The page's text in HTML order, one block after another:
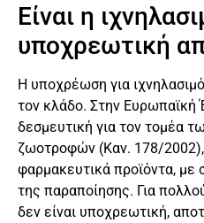
Είναι η
υποχρεωτική
Η υποχρέωση για
τον κλάδο. Στην Ευρωπαϊκή
δεσμευτική για τον τομέα
ζωοτροφών (Καν. 178/2002),
φαρμακευτικά προϊόντα, με
της παραποίησης. Για
δεν είναι υποχρεωτική,